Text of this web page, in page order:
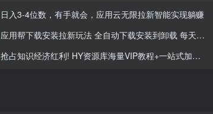
日入3-4位数，有手就会，应用云无限拉新智能实现躺赚
应用帮下载安装拉新玩法 全自动下载安装到卸载 每天俩小时轻松搞几张
抢占知识经济红利! HY资源库海量VIP教程+一站式加盟,助你资源收益双丰收